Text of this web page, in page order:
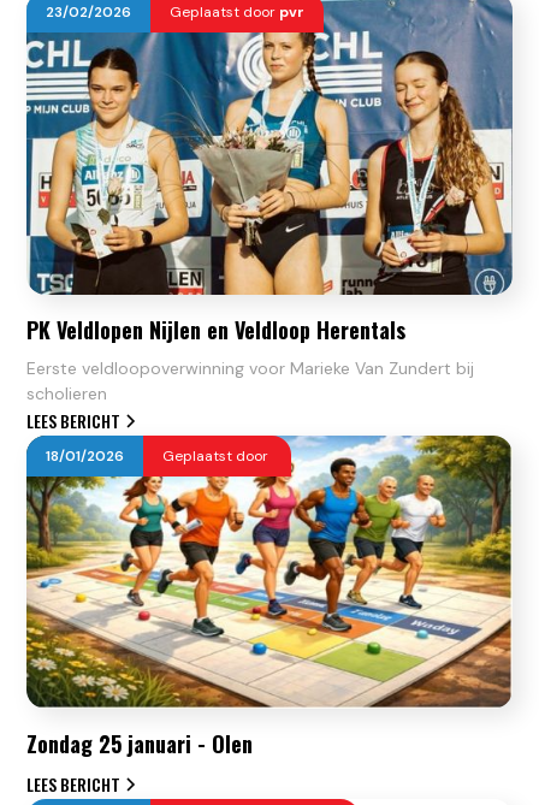
23/02/2026 Geplaatst door pvr
PK Veldlopen Nijlen en Veldloop Herentals
Eerste veldloopoverwinning voor Marieke Van Zundert bij
scholieren
LEES BERICHT
18/01/2026 Geplaatst door
Zondag 25 januari - Olen
LEES BERICHT